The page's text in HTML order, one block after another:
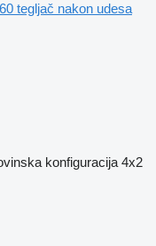
tegljač nakon udesa
konfiguracija 4x2